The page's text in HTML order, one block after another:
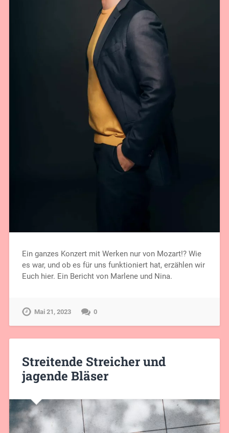
Ein ganzes Konzert mit Werken nur von Mozart!? Wie
es war, und ob es für uns funktioniert hat, erzählen wir
Euch hier. Ein Bericht von Marlene und Nina.
Mai 21, 2023 0
Streitende Streicher und
jagende Bläser